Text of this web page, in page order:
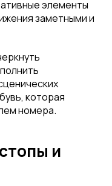
элементы
заметными и
которая
номера.
и